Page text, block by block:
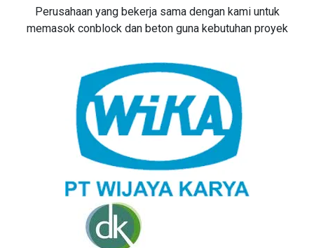
Perusahaan yang bekerja sama dengan kami untuk
memasok conblock dan beton guna kebutuhan proyek